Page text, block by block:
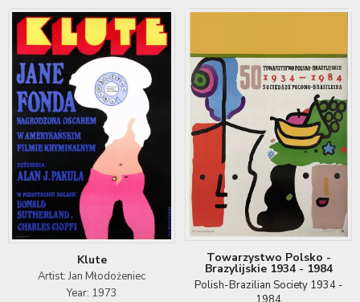
Klute
Artist: Jan Młodożeniec
Year: 1973
Towarzystwo Polsko -
Brazylijskie 1934 - 1984
Polish-Brazilian Society 1934 -